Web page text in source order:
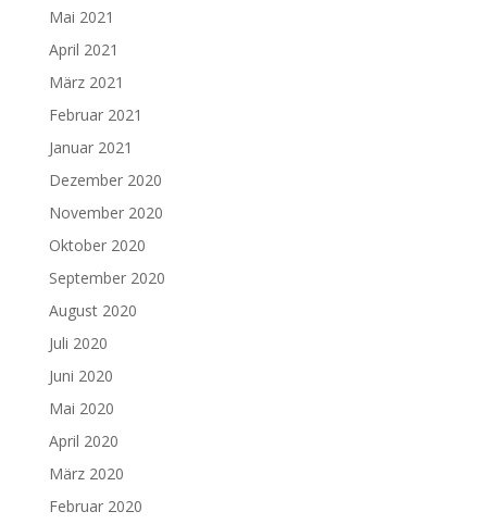
Mai 2021
April 2021
März 2021
Februar 2021
Januar 2021
Dezember 2020
November 2020
Oktober 2020
September 2020
August 2020
Juli 2020
Juni 2020
Mai 2020
April 2020
März 2020
Februar 2020